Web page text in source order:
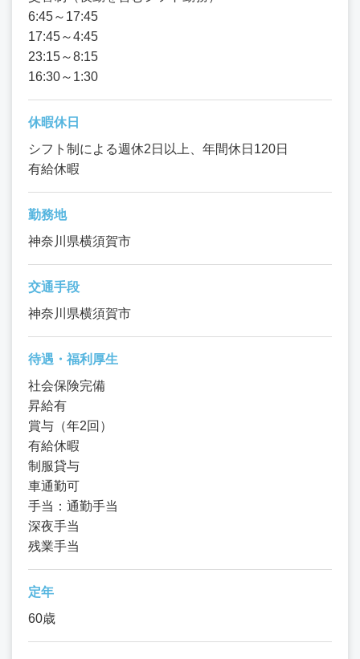
6:45～17:45
17:45～4:45
23:15～8:15
16:30～1:30
休暇休日
シフト制による週休2日以上、年間休日120日
有給休暇
勤務地
神奈川県横須賀市
交通手段
神奈川県横須賀市
待遇・福利厚生
社会保険完備
昇給有
賞与（年2回）
有給休暇
制服貸与
車通勤可
手当：通勤手当
深夜手当
残業手当
定年
60歳